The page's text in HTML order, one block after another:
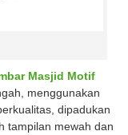
Masjid Motif
menggunakan
dipadukan
tampilan mewah dan